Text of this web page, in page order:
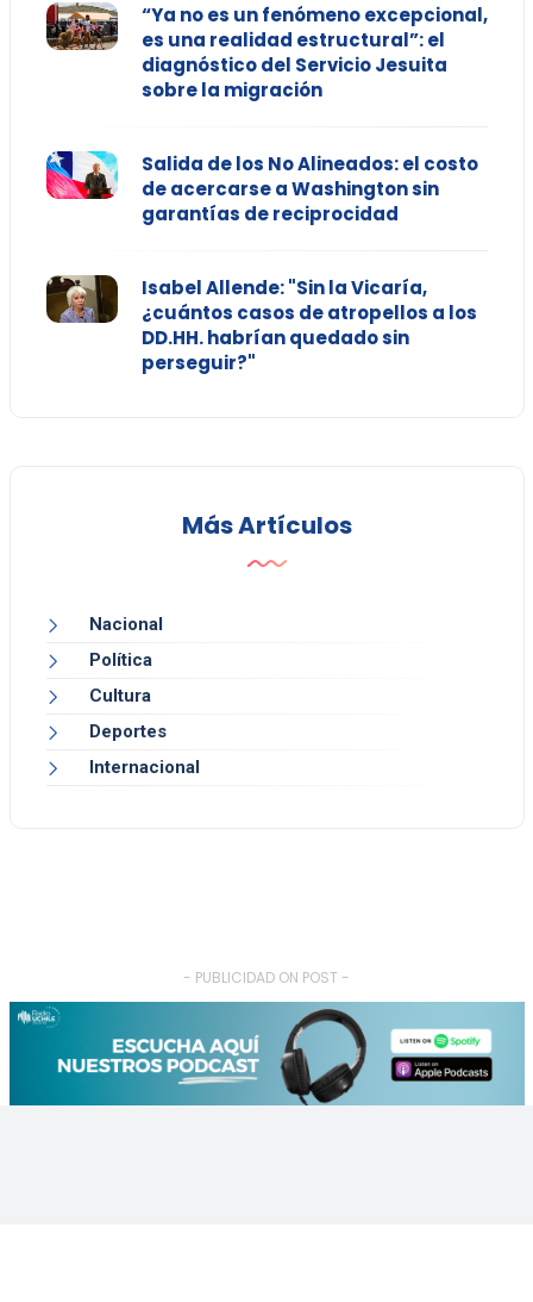
“Ya no es un fenómeno excepcional,
es una realidad estructural”: el
diagnóstico del Servicio Jesuita
sobre la migración
Salida de los No Alineados: el costo
de acercarse a Washington sin
garantías de reciprocidad
Isabel Allende: "Sin la Vicaría,
¿cuántos casos de atropellos a los
DD.HH. habrían quedado sin
perseguir?"
Más Artículos
Nacional
Política
Cultura
Deportes
Internacional
- PUBLICIDAD ON POST -